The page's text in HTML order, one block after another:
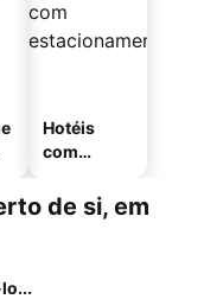
Hotéis
com
mento
de si, em